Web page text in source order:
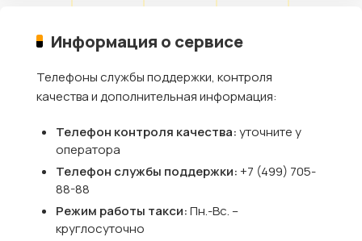
Информация о сервисе
Телефоны службы поддержки, контроля
качества и дополнительная информация:
Телефон контроля качества:уточните у
оператора
Телефон службы поддержки:+7 (499) 705-
88-88
Режим работы такси:Пн.-Вс. –
круглосуточно